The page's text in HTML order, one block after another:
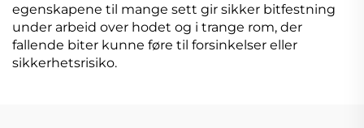
egenskapene til mange sett gir sikker bitfestning
under arbeid over hodet og i trange rom, der
fallende biter kunne føre til forsinkelser eller
sikkerhetsrisiko.